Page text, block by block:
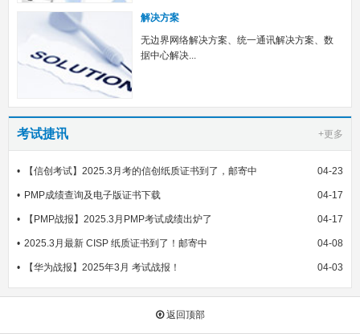
解决方案
无边界网络解决方案、统一通讯解决方案、数
据中心解决...
考试捷讯 +更多
【信创考试】2025.3月考的信创纸质证书到了，邮寄中 04-23
PMP成绩查询及电子版证书下载 04-17
【PMP战报】2025.3月PMP考试成绩出炉了 04-17
2025.3月最新 CISP 纸质证书到了！邮寄中 04-08
【华为战报】2025年3月 考试战报！ 04-03
返回顶部